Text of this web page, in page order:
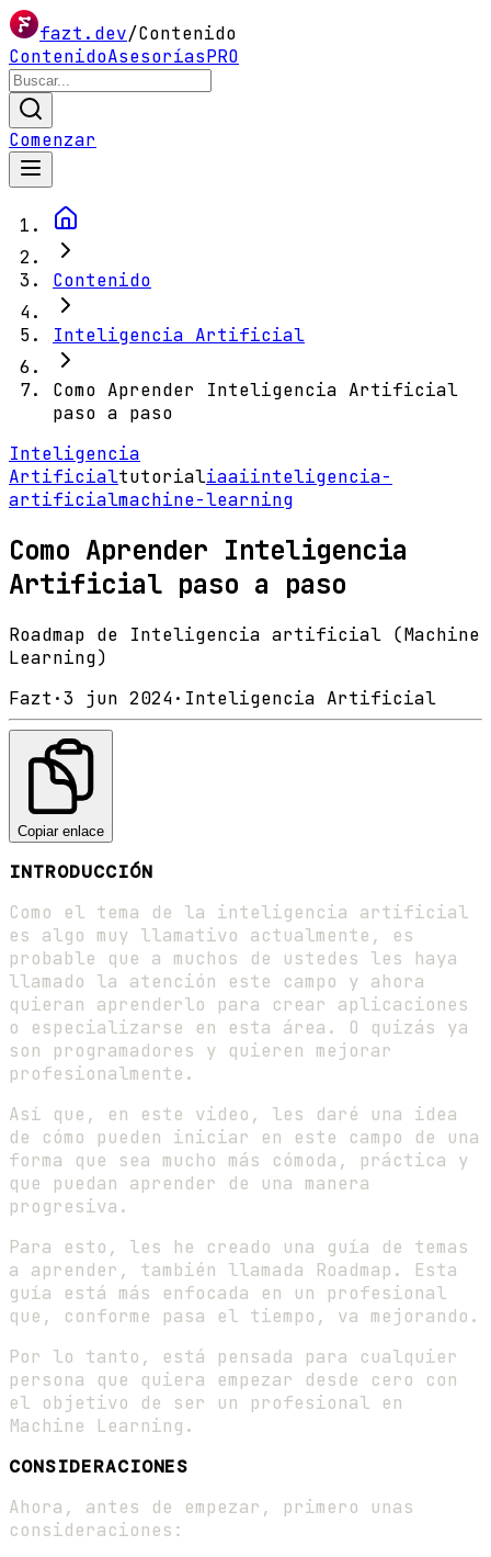
fazt.dev/Contenido
ContenidoAsesoríasPRO
Comenzar
Contenido
Inteligencia Artificial
Como Aprender Inteligencia Artificial
paso a paso
Inteligencia
Artificialtutorialiaaiinteligencia-
artificialmachine-learning
Como Aprender Inteligencia
Artificial paso a paso
Roadmap de Inteligencia artificial (Machine
Learning)
Fazt ·3 jun 2024· Inteligencia Artificial
Copiar enlace
INTRODUCCIÓN
Como el tema de la inteligencia artificial
es algo muy llamativo actualmente, es
probable que a muchos de ustedes les haya
llamado la atención este campo y ahora
quieran aprenderlo para crear aplicaciones
o especializarse en esta área. O quizás ya
son programadores y quieren mejorar
profesionalmente.
Así que, en este video, les daré una idea
de cómo pueden iniciar en este campo de una
forma que sea mucho más cómoda, práctica y
que puedan aprender de una manera
progresiva.
Para esto, les he creado una guía de temas
a aprender, también llamada Roadmap. Esta
guía está más enfocada en un profesional
que, conforme pasa el tiempo, va mejorando.
Por lo tanto, está pensada para cualquier
persona que quiera empezar desde cero con
el objetivo de ser un profesional en
Machine Learning.
CONSIDERACIONES
Ahora, antes de empezar, primero unas
consideraciones: